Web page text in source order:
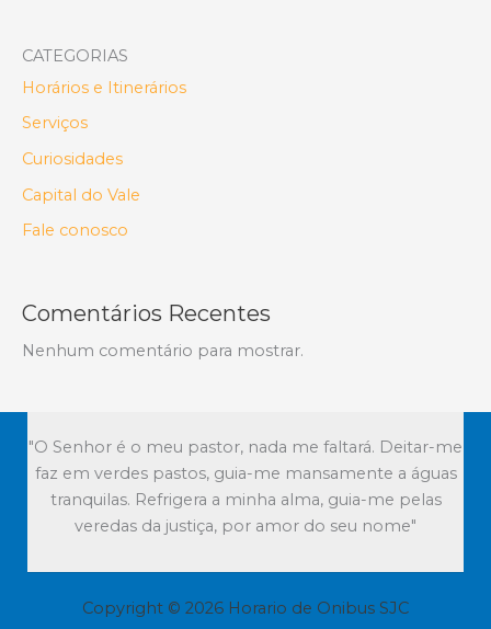
CATEGORIAS
Horários e Itinerários
Serviços
Curiosidades
Capital do Vale
Fale conosco
Comentários Recentes
Nenhum comentário para mostrar.
"O Senhor é o meu pastor, nada me faltará. Deitar-me
faz em verdes pastos, guia-me mansamente a águas
tranquilas. Refrigera a minha alma, guia-me pelas
veredas da justiça, por amor do seu nome"
Copyright © 2026 Horario de Onibus SJC